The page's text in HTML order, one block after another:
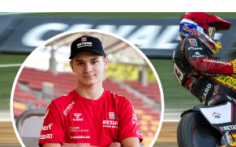
Kliknij, aby powiększyć